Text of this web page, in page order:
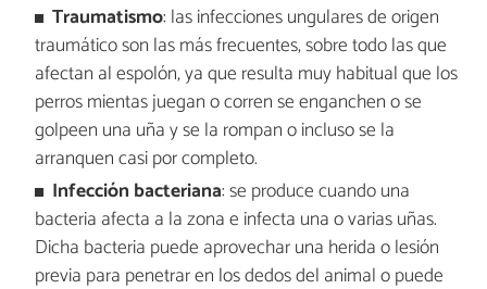
Traumatismo: las infecciones ungulares de origen
traumático son las más frecuentes, sobre todo las que
afectan al espolón, ya que resulta muy habitual que los
perros mientas juegan o corren se enganchen o se
golpeen una uña y se la rompan o incluso se la
arranquen casi por completo.
Infección bacteriana: se produce cuando una
bacteria afecta a la zona e infecta una o varias uñas.
Dicha bacteria puede aprovechar una herida o lesión
previa para penetrar en los dedos del animal o puede